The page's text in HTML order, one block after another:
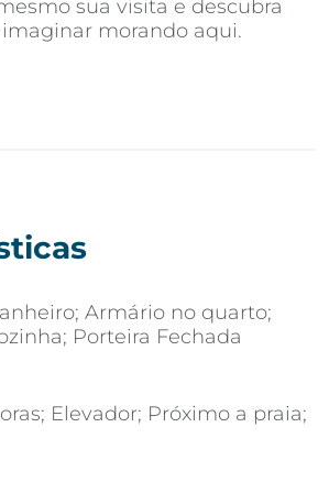
sua visita e descubra
morando aqui.
Armário no quarto;
Porteira Fechada
Elevador; Próximo a praia;